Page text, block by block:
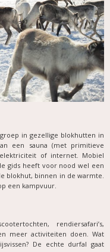
in gezellige blokhutten in
een sauna (met primitieve
of internet. Mobiel
gids heeft voor nood wel een
blokhut, binnen in de warmte.
een kampvuur.
rendiersafari’s,
meer activiteiten doen. Wat
De echte durfal gaat